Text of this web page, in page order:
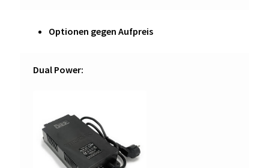
Optionen gegen Aufpreis
Dual Power: